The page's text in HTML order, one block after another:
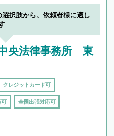
選択肢から、依頼者様に適し
央法律事務所 東
クレジットカード可
可 全国出張対応可